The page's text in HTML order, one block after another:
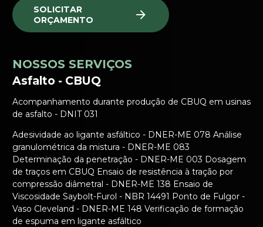
SOLICITAR
ORÇAMENTO
NOSSOS SERVIÇOS
Asfalto - CBUQ
Acompanhamento durante produção de CBUQ em usinas
de asfalto - DNIT 031
Adesividade ao ligante asfáltico - DNER-ME 078 Análise
granulométrica da mistura - DNER-ME 083
Determinação da penetração - DNER-ME 003 Dosagem
de traços em CBUQ Ensaio de resistência à tração por
compressão diâmetral - DNER-ME 138 Ensaio de
Viscosidade Saybolt-Furol - NBR 14491 Ponto de Fulgor -
Vaso Cleveland - DNER-ME 148 Verificação de formação
de espuma em ligante asfáltico